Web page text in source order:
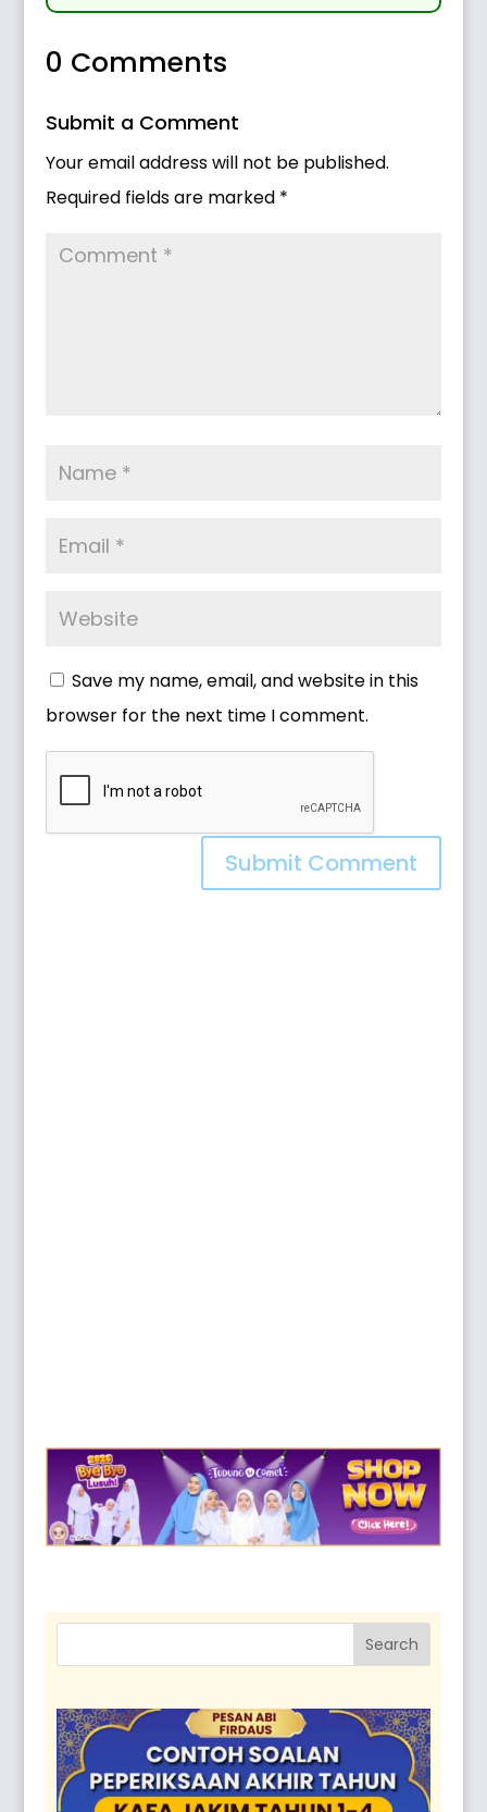
0 Comments
Submit a Comment
Your email address will not be published.
Required fields are marked *
Save my name, email, and website in this
browser for the next time I comment.
Submit Comment